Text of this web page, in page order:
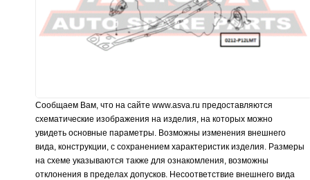
Сообщаем Вам, что на сайте www.asva.ru предоставляются
схематические изображения на изделия, на которых можно
увидеть основные параметры. Возможны изменения внешнего
вида, конструкции, с сохранением характеристик изделия. Размеры
на схеме указываются также для ознакомления, возможны
отклонения в пределах допусков. Несоответствие внешнего вида